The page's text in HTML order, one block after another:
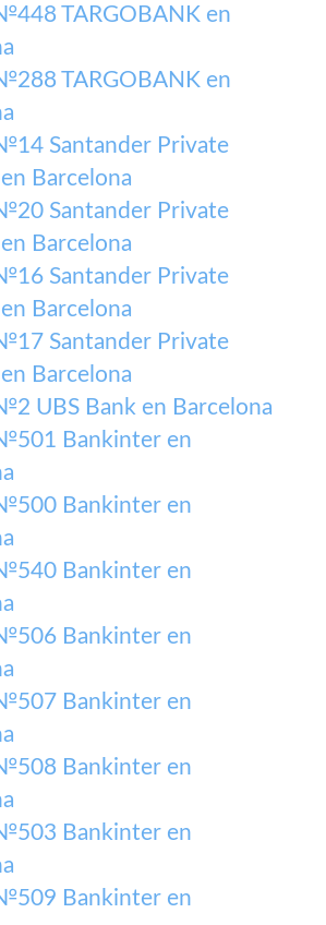
TARGOBANK en
TARGOBANK en
Santander Private
Barcelona
Santander Private
Barcelona
Santander Private
Barcelona
Santander Private
Barcelona
UBS Bank en Barcelona
Bankinter en
Bankinter en
Bankinter en
Bankinter en
Bankinter en
Bankinter en
Bankinter en
Bankinter en